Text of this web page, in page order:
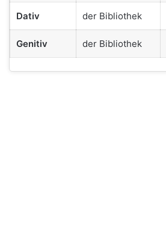
Dativ der Bibliothek
Genitiv der Bibliothek